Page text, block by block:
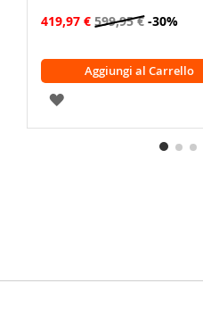
419,97 € 599,95 € -30%
Aggiungi al Carrello
AGGIUNGI
ALLA